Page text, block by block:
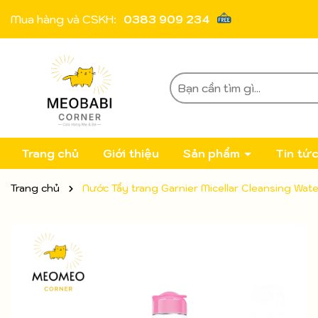
Mua hàng và CSKH: 0383 909 234
Trang chủ Giới thiệu Sản phẩm Tin tức
Trang chủ Nước Tẩy trang Garnier Micellar Cleansing